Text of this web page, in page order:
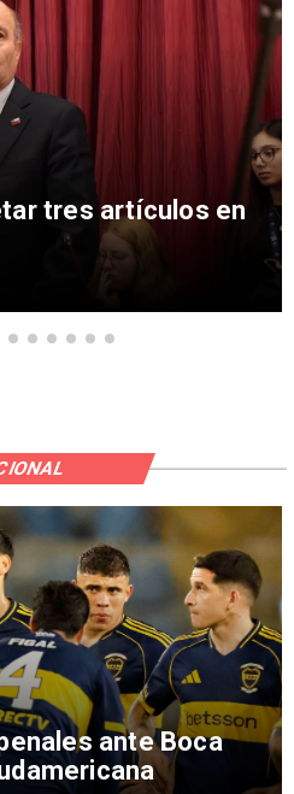
tres artículos en
ante Boca